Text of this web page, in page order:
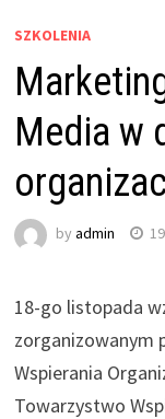
SZKOLENIA
Media w
by admin
18-go listopada
zorganizowanym
Wspierania
Towarzystwo